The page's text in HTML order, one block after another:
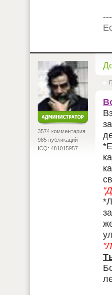
3574 комментария
985 публикаций
ICQ: 481015957